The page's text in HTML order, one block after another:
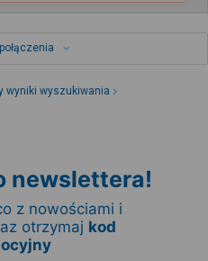
wyniki wyszukiwania
newslettera!
z nowościami i
otrzymaj kod